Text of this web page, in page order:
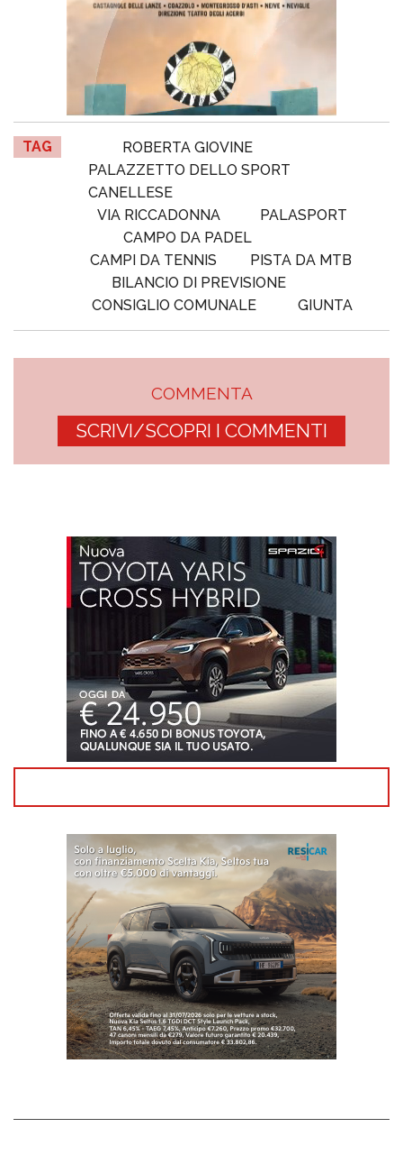
TAG
ROBERTA GIOVINE
PALAZZETTO DELLO SPORT
CANELLESE
VIA RICCADONNA
PALASPORT
CAMPO DA PADEL
CAMPI DA TENNIS
PISTA DA MTB
BILANCIO DI PREVISIONE
CONSIGLIO COMUNALE
GIUNTA
COMMENTA
SCRIVI/SCOPRI I COMMENTI